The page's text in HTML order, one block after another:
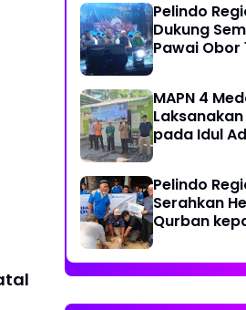
Pelindo
Dukung
Pawai Obor
MAPN 4
pada Idul
Pelindo
Serahkan
Qurban